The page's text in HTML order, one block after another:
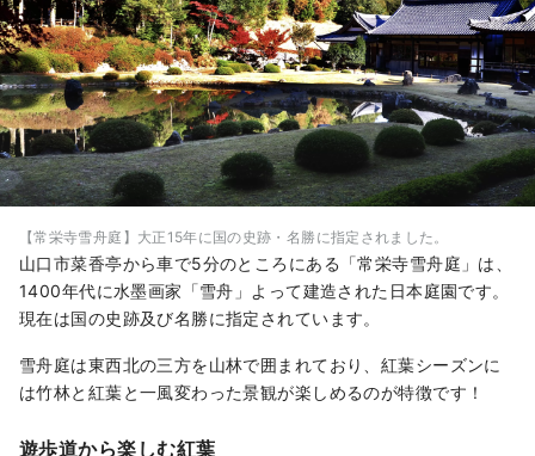
【常栄寺雪舟庭】大正15年に国の史跡・名勝に指定されました。
山口市菜香亭から車で5分のところにある「常栄寺雪舟庭」は、
1400年代に水墨画家「雪舟」よって建造された日本庭園です。
現在は国の史跡及び名勝に指定されています。
雪舟庭は東西北の三方を山林で囲まれており、紅葉シーズンに
は竹林と紅葉と一風変わった景観が楽しめるのが特徴です！
遊歩道から楽しむ紅葉